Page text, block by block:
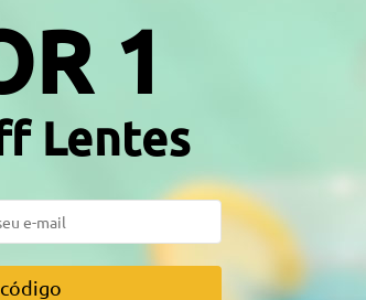
tempo de envio
7-15 dias úteis
1
Lentes